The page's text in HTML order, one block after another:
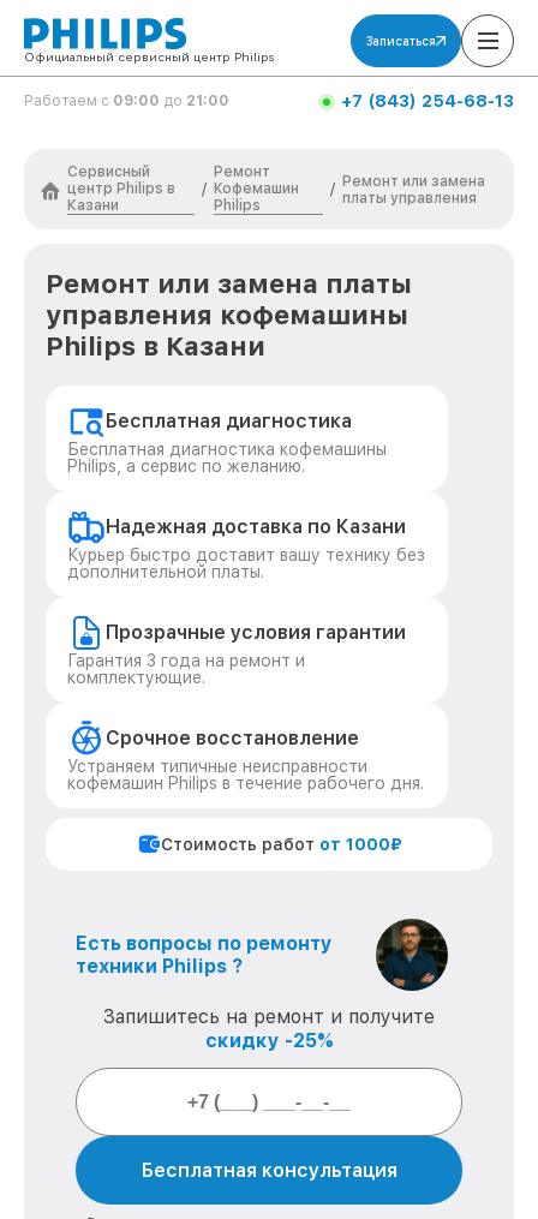
Официальный сервисный центр Philips
Записаться
Работаем с 09:00 до 21:00 +7 (843) 254-68-13
Сервисный
центр Philips в
Казани
/
Ремонт
Кофемашин
Philips
/ Ремонт или замена
платы управления
Ремонт или замена платы
управления кофемашины
Philips в Казани
Бесплатная диагностика
Бесплатная диагностика кофемашины
Philips, а сервис по желанию.
Надежная доставка по Казани
Курьер быстро доставит вашу технику без
дополнительной платы.
Прозрачные условия гарантии
Гарантия 3 года на ремонт и
комплектующие.
Срочное восстановление
Устраняем типичные неисправности
кофемашин Philips в течение рабочего дня.
Стоимость работ от 1000₽
Есть вопросы по ремонту
техники Philips ?
Запишитесь на ремонт и получите
скидку -25%
Бесплатная консультация